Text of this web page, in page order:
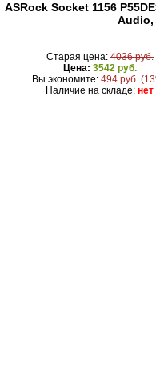
ASRock Socket 1156
Audio,
Старая цена: 4036 руб.
Цена: 3542 руб.
Вы экономите:494 руб.
Наличие на складе:нет